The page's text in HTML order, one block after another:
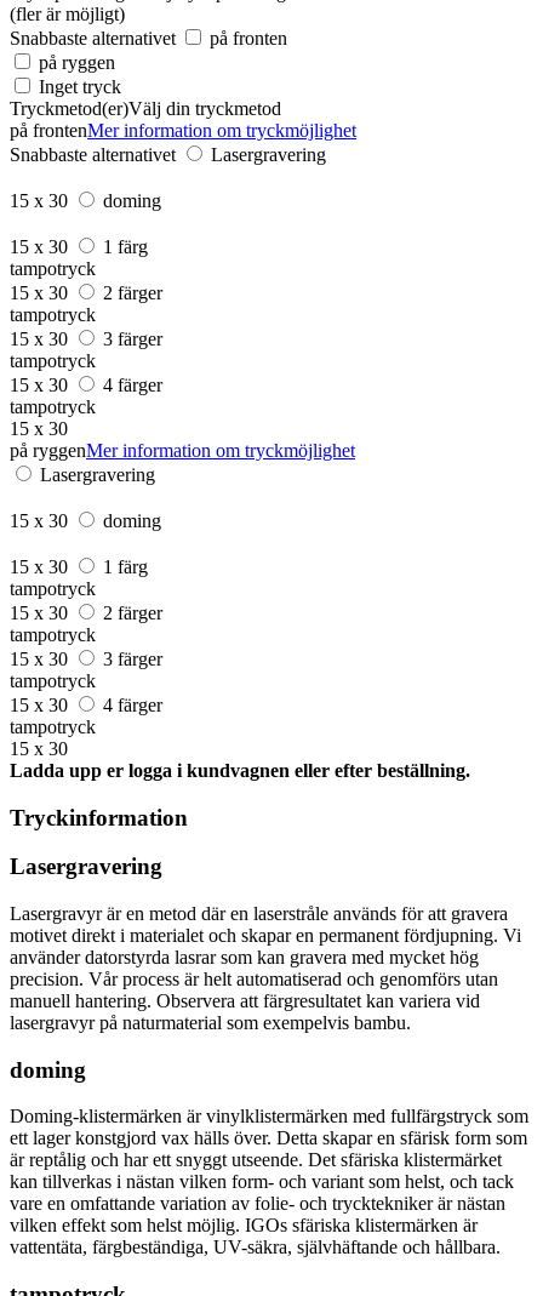
(fler är möjligt)
Snabbaste alternativet
på fronten
på ryggen
Inget tryck
Tryckmetod(er)Välj din tryckmetod
på frontenMer information om tryckmöjlighet
Snabbaste alternativet
Lasergravering
15 x 30 doming
15 x 30
1 färg
tampotryck
15 x 30
2 färger
tampotryck
15 x 30
3 färger
tampotryck
15 x 30
4 färger
tampotryck
15 x 30
på ryggenMer information om tryckmöjlighet
Lasergravering
15 x 30 doming
15 x 30
1 färg
tampotryck
15 x 30
2 färger
tampotryck
15 x 30
3 färger
tampotryck
15 x 30
4 färger
tampotryck
15 x 30
Ladda upp er logga i kundvagnen eller efter beställning.
Tryckinformation
Lasergravering
Lasergravyr är en metod där en laserstråle används för att gravera
motivet direkt i materialet och skapar en permanent fördjupning. Vi
använder datorstyrda lasrar som kan gravera med mycket hög
precision. Vår process är helt automatiserad och genomförs utan
manuell hantering. Observera att färgresultatet kan variera vid
lasergravyr på naturmaterial som exempelvis bambu.
doming
Doming-klistermärken är vinylklistermärken med fullfärgstryck som
ett lager konstgjord vax hälls över. Detta skapar en sfärisk form som
är reptålig och har ett snyggt utseende. Det sfäriska klistermärket
kan tillverkas i nästan vilken form- och variant som helst, och tack
vare en omfattande variation av folie- och trycktekniker är nästan
vilken effekt som helst möjlig. IGOs sfäriska klistermärken är
vattentäta, färgbeständiga, UV-säkra, självhäftande och hållbara.